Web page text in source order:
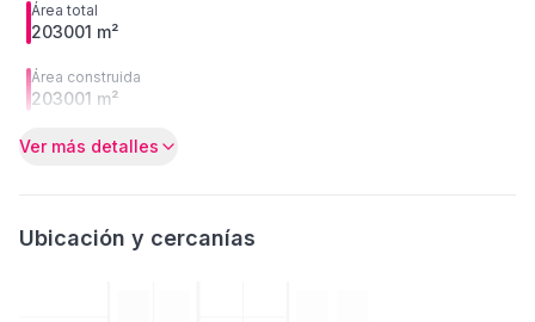
Área total
203001 m²
Área construida
203001 m²
Ver más detalles
Ubicación y cercanías